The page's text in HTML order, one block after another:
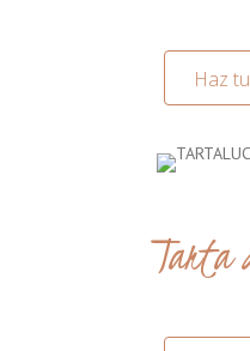
Haz
Tarta